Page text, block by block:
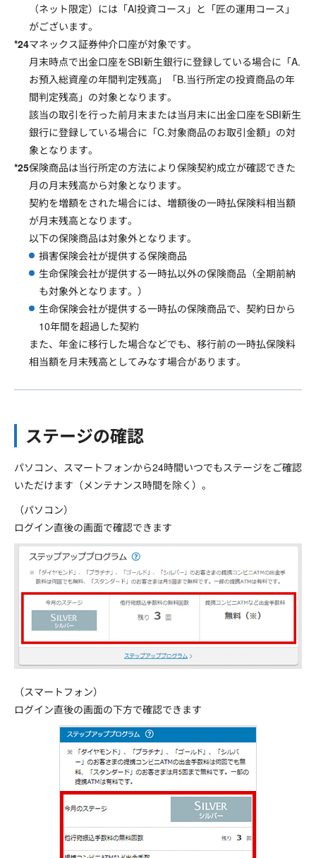
（ネット限定）には「AI投資コース」と「匠の運用コース」
がございます。
マネックス証券仲介口座が対象です。
月末時点で出金口座をSBI新生銀行に登録している場合に「A.
お預入総資産の年間判定残高」「B.当行所定の投資商品の年
間判定残高」の対象となります。
該当の取引を行った前月末または当月末に出金口座をSBI新生
銀行に登録している場合に「C.対象商品のお取引金額」の対
象となります。
保険商品は当行所定の方法により保険契約成立が確認できた
月の月末残高から対象となります。
契約を増額をされた場合には、増額後の一時払保険料相当額
が月末残高となります。
以下の保険商品は対象外となります。
損害保険会社が提供する保険商品
生命保険会社が提供する一時払以外の保険商品（全期前納
も対象外となります。）
生命保険会社が提供する一時払の保険商品で、契約日から
10年間を超過した契約
また、年金に移行した場合などでも、移行前の一時払保険料
相当額を月末残高としてみなす場合があります。
ステージの確認
パソコン、スマートフォンから24時間いつでもステージをご確認
いただけます（メンテナンス時間を除く）。
（パソコン）
ログイン直後の画面で確認できます
（スマートフォン）
ログイン直後の画面の下方で確認できます